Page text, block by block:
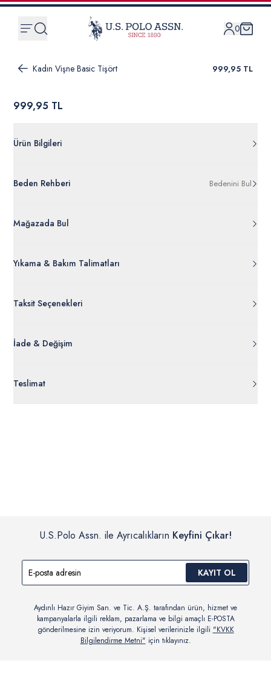
0
Kadın Vişne Basic Tişört 999,95 TL
999,95 TL
Ürün Bilgileri
%95 Modal %5 Elastan - Spandeks
Ürün Bilgileri Ayrıntılarını Görüntüle
Beden Rehberi Bedenini Bul
Mağazada Bul
Yıkama & Bakım Talimatları
Taksit Seçenekleri
İade & Değişim
açılmamış ürünlerde
Teslimat
U.S.Polo Assn. ile Ayrıcalıkların Keyfini Çıkar!
KAYIT OL
Aydınlı Hazır Giyim San. ve Tic. A.Ş. tarafından ürün, hizmet ve
kampanyalarla ilgili reklam, pazarlama ve bilgi amaçlı E-POSTA
gönderilmesine izin veriyorum. Kişisel verilerinizle ilgili "KVKK
Bilgilendirme Metni" için tıklayınız.